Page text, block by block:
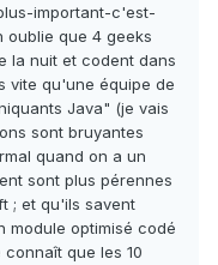
important-c'est-
que 4 geeks
la nuit et codent dans
vite qu'une équipe de
Java" (je vais
sont bruyantes
quand on a un
sont plus pérennes
; et qu'ils savent
module optimisé codé
que les 10